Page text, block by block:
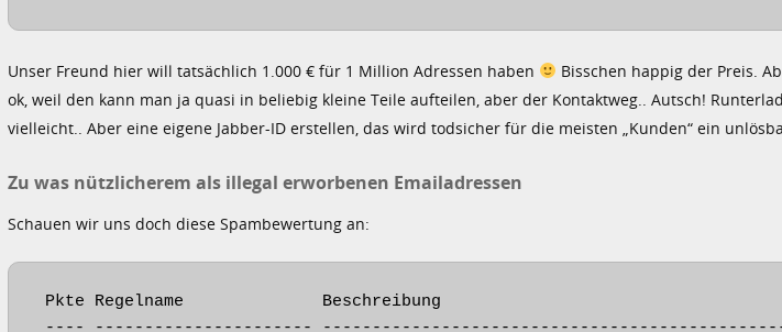
Unser Freund hier will tatsächlich 1.000 € für 1 Million Adressen haben
Bisschen happig der Preis.
ok, weil den kann man ja quasi in beliebig kleine Teile aufteilen, aber der Kontaktweg.. Autsch!
vielleicht.. Aber eine eigene Jabber-ID erstellen, das wird todsicher für die meisten „Kunden“ ein
Zu was nützlicherem als illegal erworbenen Emailadressen
Schauen wir uns doch diese Spambewertung an:
Pkte Regelname              Beschreibung
---- ----------------------